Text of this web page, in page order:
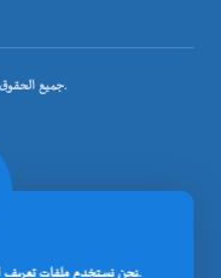
© جميع الحقوق محفوظة لجامعة خنشلة 2026.